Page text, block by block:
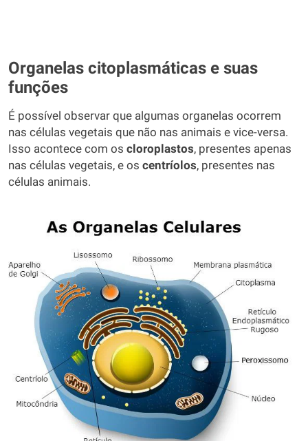
Organelas citoplasmáticas e suas
funções
É possível observar que algumas organelas ocorrem
nas células vegetais que não nas animais e vice-versa.
Isso acontece com os cloroplastos, presentes apenas
nas células vegetais, e os centríolos, presentes nas
células animais.